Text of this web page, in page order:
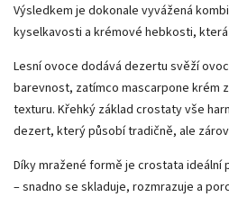
Výsledkem je dokonale vyvážená
kyselkavosti a krémové hebkosti,
Lesní ovoce dodává dezertu svěží
barevnost, zatímco mascarpone krém
texturu. Křehký základ crostaty vše
dezert, který působí tradičně, ale
Díky mražené formě je crostata
– snadno se skladuje, rozmrazuje a